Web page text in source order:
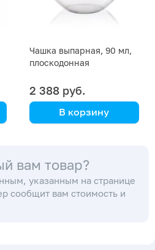
Чашка выпарная, 90 мл,
плоскодонная
2 388 руб.
В корзину
080) (Simax)
вам товар?
указанным на странице
сообщит вам стоимость и